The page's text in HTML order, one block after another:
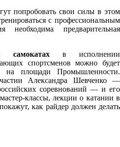
попробовать свои силы в этом
с профессиональным
необходима предварительная
самокатах в исполнении
спортсменов можно будет
площади Промышленности.
Александра Шевченко —
соревнований — и его
классы, лекции о катании в
как райдер должен делать